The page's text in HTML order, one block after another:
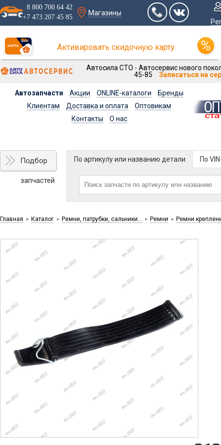
8 800 700 64 42
+7 473 207 45 85
Магазины
Активировать скидочную карту
Автосила СТО - Автосервис нового
45-85
Записаться на
Автозапчасти Акции ONLINE-каталоги
Бренды
Клиентам
Доставка и оплата
Оптовикам
Контакты
О нас
Подбор
запчастей
По артикулу или названию детали По
Главная > Каталог > Ремни, патрубки, сальники... > Ремни > Ремни